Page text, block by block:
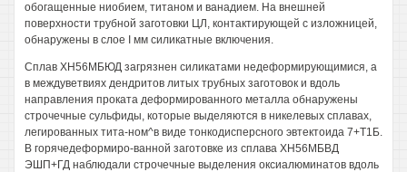
обогащенные ниобием, титаном и ванадием. На внешней
поверхности трубной заготовки ЦЛ, контактирующей с изложницей,
обнаружены в слое I мм силикатные включения.
Сплав ХН56МБЮД загрязнен силикатами недеформирующимися, а
в междуветвиях дендритов литых трубных заготовок и вдоль
направления проката деформированного металла обнаружены
строчечные сульфиды, которые выделяются в никелевых сплавах,
легированных тита-ном^в виде тонкодисперсного эвтектоида 7+Т1Б.
В горячедеформиро-ванной заготовке из сплава ХН56МБВД
ЭШП+ГД наблюдали строчечные выделения оксиалюминатов вдоль